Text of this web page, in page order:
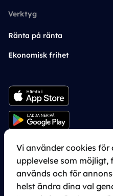
Vi använder cookies för
upplevelse som
används och för
helst ändra dina val
Verktyg
Ränta på ränta
Ekonomisk frihet
Cookie